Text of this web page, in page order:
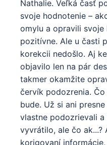
Nathalie. Veľká časť
svoje hodnotenie –
omylu a opravili svoje
pozitívne. Ale u časti
korekcii nedošlo. Aj
objavilo len na pár
takmer okamžite
červík podozrenia. Čo
bude. Už si ani
vlastne podozrievali
vyvrátilo, ale čo ak...?
korigovaní